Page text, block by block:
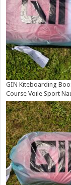
GIN Kiteboarding
Course Voile Sport